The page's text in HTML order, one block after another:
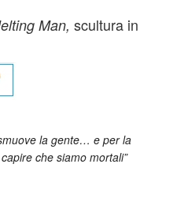
Man, scultura in
la gente… e per la
che siamo mortali”